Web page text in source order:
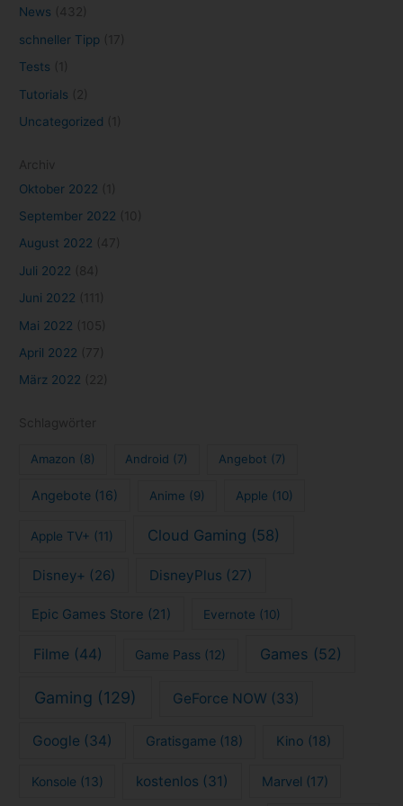
News
schneller Tipp
Tests
Tutorials
Uncategorized
Oktober 2022
September 2022
August 2022
Juli 2022
Juni 2022
Mai 2022
April 2022
März 2022
Amazon (8) Android (7) Angebot (7)
Angebote(16) Anime (9) Apple (10)
Apple TV+ (11) Cloud Gaming (58)
Disney+ (26) DisneyPlus (27)
Epic Games Store (21) Evernote (10)
Filme(44) Game Pass (12) Games (52)
Gaming (129) GeForce NOW (33)
Google (34) Gratisgame (18) Kino (18)
Konsole (13) kostenlos (31) Marvel (17)